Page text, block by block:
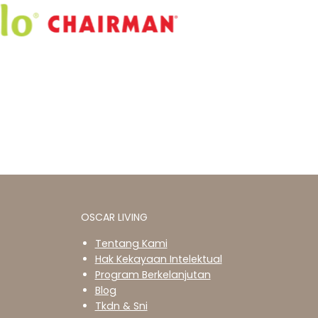
OSCAR LIVING
Tentang Kami
Hak Kekayaan Intelektual
Program Berkelanjutan
Blog
Tkdn & Sni